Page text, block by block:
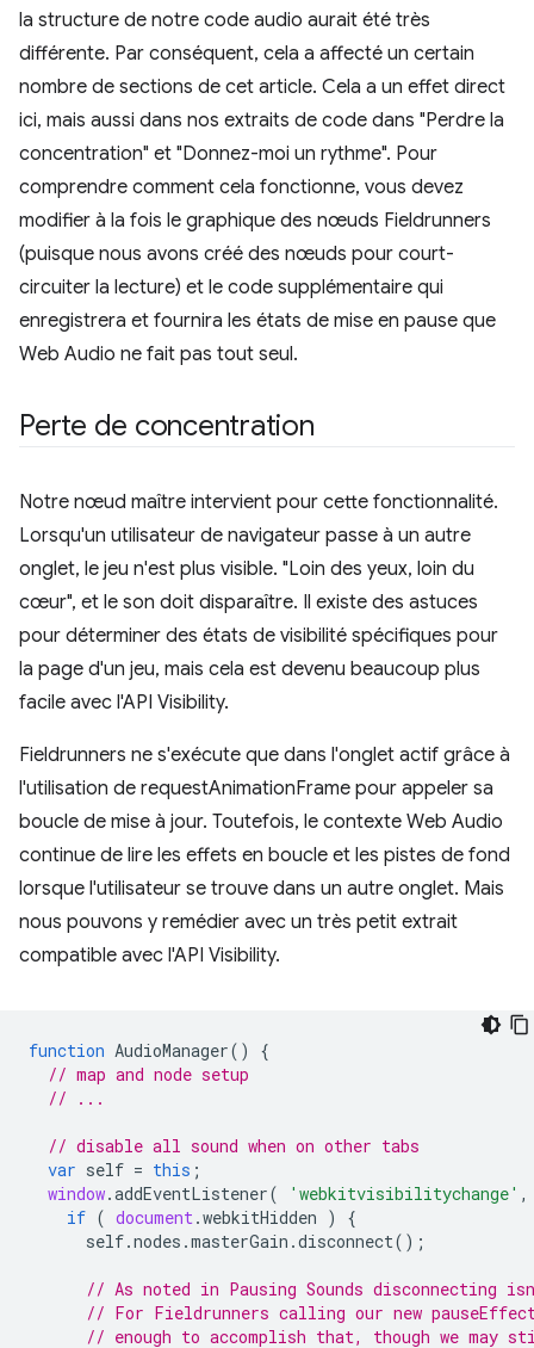
la structure de notre code audio aurait été très
différente. Par conséquent, cela a affecté un certain
nombre de sections de cet article. Cela a un effet direct
ici, mais aussi dans nos extraits de code dans "Perdre la
concentration" et "Donnez-moi un rythme". Pour
comprendre comment cela fonctionne, vous devez
modifier à la fois le graphique des nœuds Fieldrunners
(puisque nous avons créé des nœuds pour court-
circuiter la lecture) et le code supplémentaire qui
enregistrera et fournira les états de mise en pause que
Web Audio ne fait pas tout seul.
Perte de concentration
Notre nœud maître intervient pour cette fonctionnalité.
Lorsqu'un utilisateur de navigateur passe à un autre
onglet, le jeu n'est plus visible. "Loin des yeux, loin du
cœur", et le son doit disparaître. Il existe des astuces
pour déterminer des états de visibilité spécifiques pour
la page d'un jeu, mais cela est devenu beaucoup plus
facile avec l'API Visibility.
Fieldrunners ne s'exécute que dans l'onglet actif grâce à
l'utilisation de requestAnimationFrame pour appeler sa
boucle de mise à jour. Toutefois, le contexte Web Audio
continue de lire les effets en boucle et les pistes de fond
lorsque l'utilisateur se trouve dans un autre onglet. Mais
nous pouvons y remédier avec un très petit extrait
compatible avec l'API Visibility.
function AudioManager()
{
// map and node setup
// ...
// disable all sound when on other tabs
var self = this ;
window.addEventListener( 'webkitvisibilitychange' ,
if ( document.webkitHidden )
{
self.nodes .masterGain .disconnect();
// As noted in Pausing Sounds disconnecting
// For Fieldrunners calling our new
// enough to accomplish that, though we may